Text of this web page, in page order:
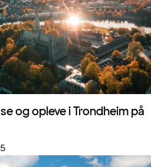
og opleve i Trondheim på